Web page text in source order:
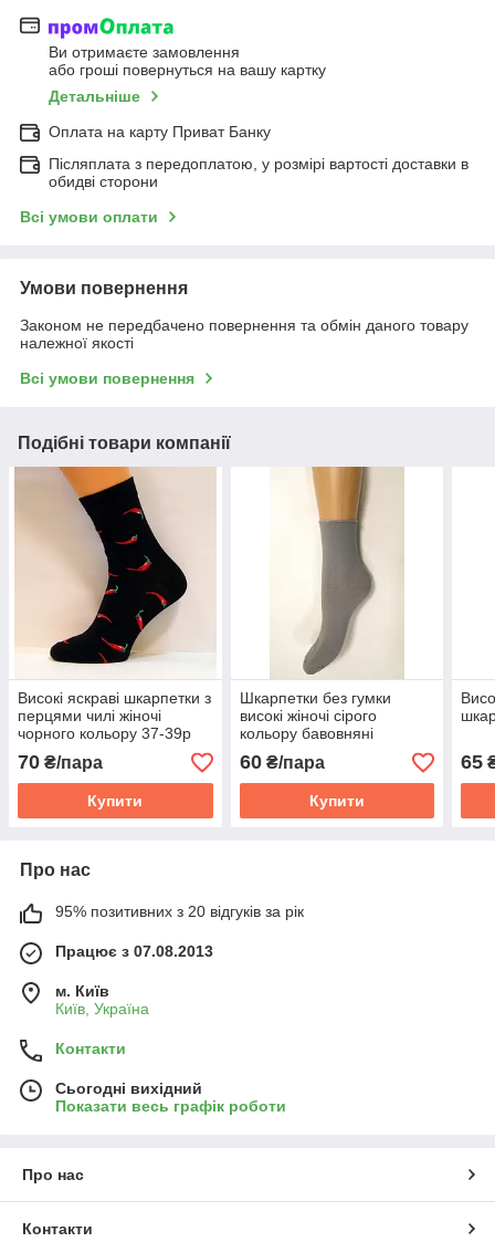
Ви отримаєте замовлення
або гроші повернуться на вашу картку
Детальніше
Оплата на карту Приват Банку
Післяплата з передоплатою, у розмірі вартості доставки в
обидві сторони
Всі умови оплати
Умови повернення
Законом не передбачено повернення та обмін даного товару
належної якості
Всі умови повернення
Подібні товари компанії
Високі яскраві шкарпетки з
перцями чилі жіночі
чорного кольору 37-39р
70 ₴/пара
Купити
Шкарпетки без гумки
високі жіночі сірого
кольору бавовняні
60₴/пара
Купити
65
Про нас
95% позитивних з 20 відгуків за рік
Працює з 07.08.2013
м. Київ
Київ, Україна
Контакти
Сьогодні вихідний
Показати весь графік роботи
Про нас
Контакти